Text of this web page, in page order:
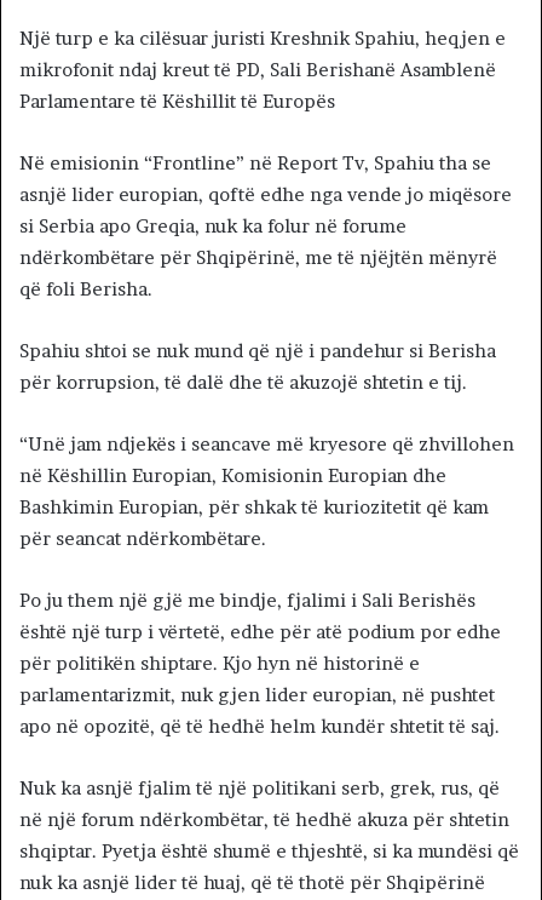
Një turp e ka cilësuar juristi Kreshnik Spahiu, heqjen e
mikrofonit ndaj kreut të PD, Sali Berishanë Asamblenë
Parlamentare të Këshillit të Europës
Në emisionin “Frontline” në Report Tv, Spahiu tha se
asnjë lider europian, qoftë edhe nga vende jo miqësore
si Serbia apo Greqia, nuk ka folur në forume
ndërkombëtare për Shqipërinë, me të njëjtën mënyrë
që foli Berisha.
Spahiu shtoi se nuk mund që një i pandehur si Berisha
për korrupsion, të dalë dhe të akuzojë shtetin e tij.
“Unë jam ndjekës i seancave më kryesore që zhvillohen
në Këshillin Europian, Komisionin Europian dhe
Bashkimin Europian, për shkak të kuriozitetit që kam
për seancat ndërkombëtare.
Po ju them një gjë me bindje, fjalimi i Sali Berishës
është një turp i vërtetë, edhe për atë podium por edhe
për politikën shiptare. Kjo hyn në historinë e
parlamentarizmit, nuk gjen lider europian, në pushtet
apo në opozitë, që të hedhë helm kundër shtetit të saj.
Nuk ka asnjë fjalim të një politikani serb, grek, rus, që
në një forum ndërkombëtar, të hedhë akuza për shtetin
shqiptar. Pyetja është shumë e thjeshtë, si ka mundësi që
nuk ka asnjë lider të huaj, që të thotë për Shqipërinë